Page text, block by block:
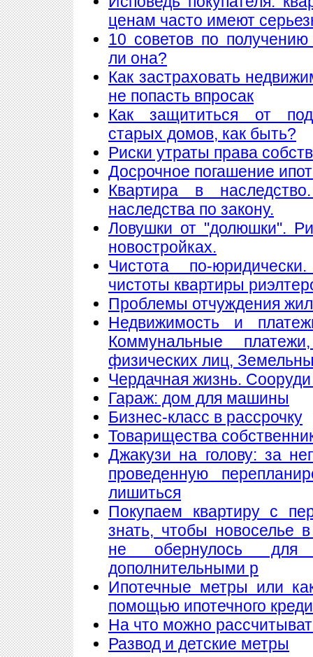
ценам часто имеют
10 советов по
ли она?
Как застраховать
не попасть впросак
Как защититься от
старых домов, как быть?
Риски утраты права
Досрочное погашение
Квартира в
наследства по закону.
Ловушки от "долюшки".
новостройках.
Чистота по-
чистоты квартиры
Проблемы отчуждения
Недвижимость и
Коммунальные
физических лиц,
Чердачная жизнь.
Гараж: дом для машины
Бизнес-класс в рассрочку
Товарищества
Джакузи на голову: за
проведенную
лишиться
Покупаем квартиру с
знать, чтобы новоселье
не обернулось
дополнительными р
Ипотечные метры или
помощью ипотечного
На что можно
Развод и детские метры